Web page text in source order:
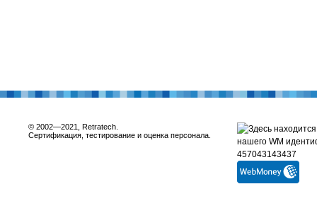
© 2002—2021, Retratech.
Сертификация, тестирование и оценка персонала.